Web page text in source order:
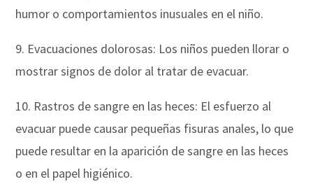
humor o comportamientos inusuales en el niño.
9. Evacuaciones dolorosas: Los niños pueden llorar o
mostrar signos de dolor al tratar de evacuar.
10. Rastros de sangre en las heces: El esfuerzo al
evacuar puede causar pequeñas fisuras anales, lo que
puede resultar en la aparición de sangre en las heces
o en el papel higiénico.